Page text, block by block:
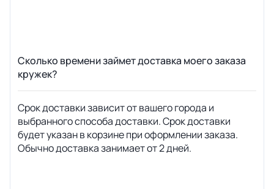
Сколько времени займет доставка моего заказа
кружек?
Срок доставки зависит от вашего города и
выбранного способа доставки. Срок доставки
будет указан в корзине при оформлении заказа.
Обычно доставка занимает от 2 дней.